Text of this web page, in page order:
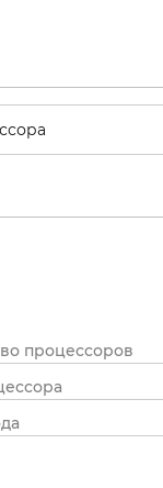
процессоров